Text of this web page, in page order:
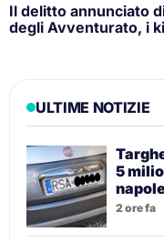
Il delitto annunciato
degli Avventurato, i
ULTIME NOTIZIE
5
2 ore fa